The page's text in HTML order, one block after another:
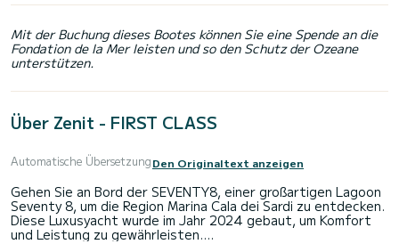
Mit der Buchung dieses Bootes können Sie eine Spende an die
Fondation de la Mer leisten und so den Schutz der Ozeane
unterstützen.
Über Zenit - FIRST CLASS
Automatische ÜbersetzungDen Originaltext anzeigen
Gehen Sie an Bord der SEVENTY8, einer großartigen Lagoon
Seventy 8, um die Region Marina Cala dei Sardi zu entdecken.
Diese Luxusyacht wurde im Jahr 2024 gebaut, um Komfort
und Leistung zu gewährleisten.